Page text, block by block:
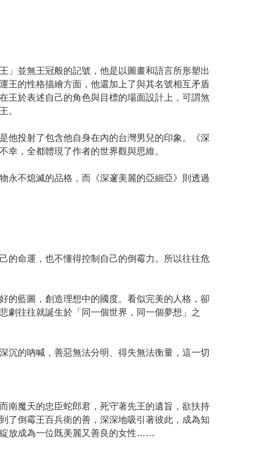
」並無王冠般的記號，他是以圖畫和語言所形塑出
王的性格描繪方面，他還加上了與其名號相互矛盾
王於表述自己的角色與目標的場面設計上，可謂煞
。
他投射了包含他自身在內的台灣男兒的印象。《深
，全都體現了作者的世界觀與思維。
永不熄滅的品格，而《深邃美麗的亞細亞》則透過
的命運，也不懂得控制自己的倒霉力。所以往往危
的藍圖，創造理想中的國度。看似完美的人格，卻
劇往往就誕生於「同一個世界，同一個夢想」之
沉的吶喊，善惡無法分明、得失無法衡量，這一切
南魔天的忠臣蛇郎君，死守著先王的遺旨，欲扶持
了倒霉王百兵衛的善，深深地吸引著彼此，成為知
放成為一位既美麗又善良的女性……